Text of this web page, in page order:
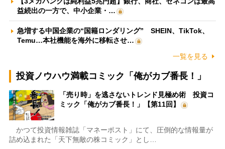
益続出の一方で、中小企業・…
急増する中国企業の“国籍ロンダリング” SHEIN、TikTok、
Temu…本社機能を海外に移転させ…
一覧を見る
投資ノウハウ満載コミック「俺がカブ番長！」
「売り時」を逃さないトレンド見極め術 投資コ
ミック「俺がカブ番長！」【第11回】
かつて投資情報雑誌「マネーポスト」にて、圧倒的な情報量が
詰め込まれた「天下無敵の株コミック」とし…